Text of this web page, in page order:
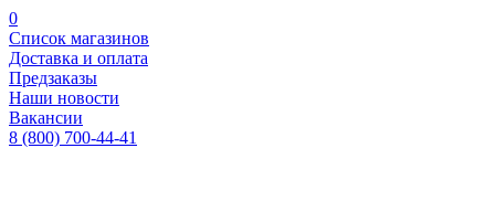
0
Список магазинов
Доставка и оплата
Предзаказы
Наши новости
Вакансии
8 (800) 700-44-41